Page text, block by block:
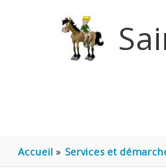
Accueil Services et